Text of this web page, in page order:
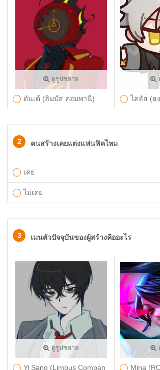
ดูรูปขยาย
ดันเต้ (ลิมบัส คอมพานี) ไคลัส (ฮ
2 คนสร้างเคยแต่งแฟนฟิคไหม
เคย
ไม่เคย
3 เมนตัวปัจจุบันของผู้สร้างคืออะไร
ดูรูปขยาย
Yi Sang (Limbus Compan
Mina